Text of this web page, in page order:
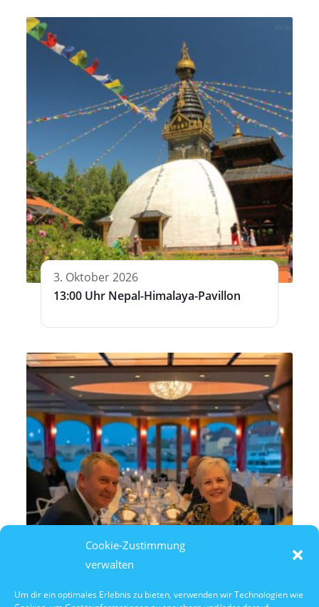
Cookie-Zustimmung
verwalten
Um dir ein optimales Erlebnis zu bieten, verwenden wir Technologien wie
3. Oktober 2026
13:00 Uhr Nepal-Himalaya-Pavillon